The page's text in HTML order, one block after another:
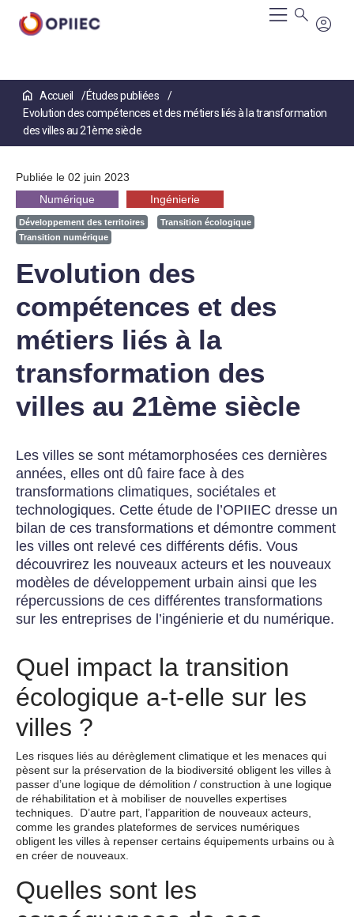
contenu
principal
Accueil
Études publiées
Evolution des compétences et des métiers liés à la transformation
des villes au 21ème siècle
Publiée le 02 juin 2023
Numérique
Ingénierie
Développement des territoires
Transition écologique
Transition numérique
Evolution des
compétences et des
métiers liés à la
transformation des
villes au 21ème siècle
Les villes se sont métamorphosées ces dernières
années, elles ont dû faire face à des
transformations climatiques, sociétales et
technologiques. Cette étude de l’OPIIEC dresse un
bilan de ces transformations et démontre comment
les villes ont relevé ces différents défis. Vous
découvrirez les nouveaux acteurs et les nouveaux
modèles de développement urbain ainsi que les
répercussions de ces différentes transformations
sur les entreprises de l’ingénierie et du numérique.
Quel impact la transition
écologique a-t-elle sur les
villes ?
Les risques liés au dérèglement climatique et les menaces qui
pèsent sur la préservation de la biodiversité obligent les villes à
passer d’une logique de démolition / construction à une logique
de réhabilitation et à mobiliser de nouvelles expertises
techniques. D’autre part, l’apparition de nouveaux acteurs,
comme les grandes plateformes de services numériques
obligent les villes à repenser certains équipements urbains ou à
en créer de nouveaux.
Quelles sont les